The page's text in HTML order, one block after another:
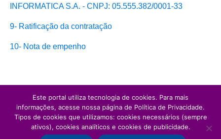
INFORMATICA S.A. - CNPJ: 05.555.382/0001-33
9- Ratificação da contratação
10- Nota de empenho
Este portal utiliza tecnologia de cookies. Para mais
informações, acesse nossa página de Política de Privacidade.
Tipos de cookies que utilizamos: cookies necessários (sempre
ativos), cookies analíticos e cookies de publicidade.